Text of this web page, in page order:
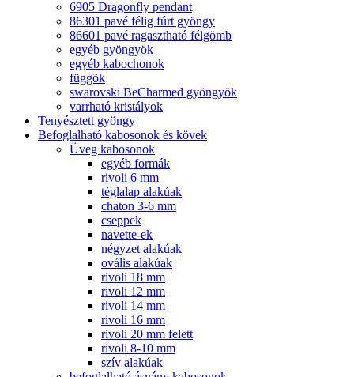
6905 Dragonfly pendant
86301 pavé félig fúrt gyöngy
86601 pavé ragasztható félgömb
egyéb gyöngyök
egyéb kabochonok
függõk
swarovski BeCharmed gyöngyök
varrható kristályok
Tenyésztett gyöngy
Befoglalható kabosonok és kövek
Üveg kabosonok
egyéb formák
rivoli 6 mm
téglalap alakúak
chaton 3-6 mm
cseppek
navette-ek
négyzet alakúak
ovális alakúak
rivoli 18 mm
rivoli 12 mm
rivoli 14 mm
rivoli 16 mm
rivoli 20 mm felett
rivoli 8-10 mm
szív alakúak